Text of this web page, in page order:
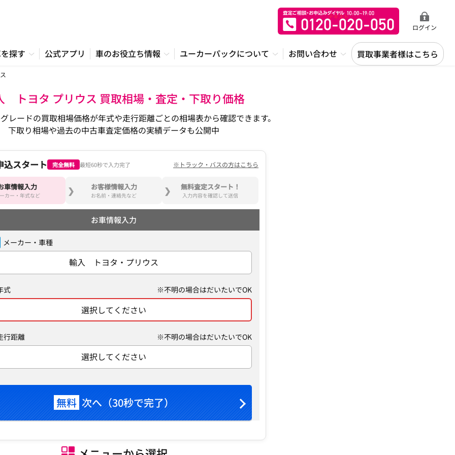
ログイン
探す 公式アプリ 車のお役立ち情報 ユーカーパックについて お問い合わせ 買取事業者様はこちら
トヨタ プリウス 買取相場・査定・下取り価格
レードの買取相場価格が年式や走行距離ごとの相場表から確認できます。
下取り相場や過去の中古車査定価格の実績データも公開中
込スタート 完全無料 最短60秒で入力完了 ※トラック・バスの方はこちら
車情報入力
カー・年式など
お客様情報入力
お名前・連絡先など
無料査定スタート！
入力内容を確認して送信
お車情報入力
メーカー・車種
輸入 トヨタ・プリウス
式 ※不明の場合はだいたいでOK
選択してください
行距離 ※不明の場合はだいたいでOK
選択してください
無料 次へ（30秒で完了）